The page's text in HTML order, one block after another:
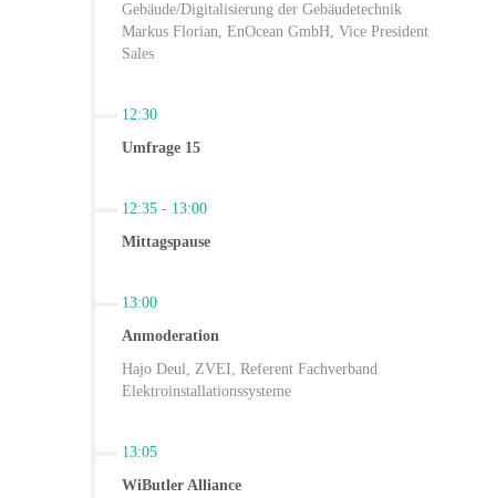
Gebäude/Digitalisierung der Gebäudetechnik
Markus Florian, EnOcean GmbH, Vice President
Sales
12:30
Umfrage 15
12:35 - 13:00
Mittagspause
13:00
Anmoderation
Hajo Deul, ZVEI, Referent Fachverband
Elektroinstallationssysteme
13:05
WiButler Alliance